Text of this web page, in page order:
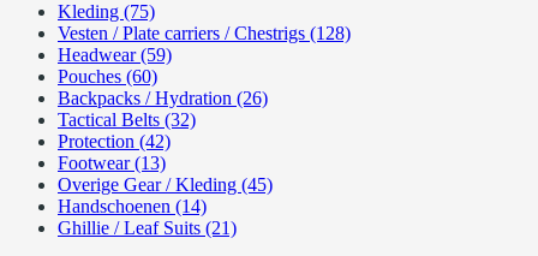
Kleding (75)
Vesten / Plate carriers / Chestrigs (128)
Headwear (59)
Pouches (60)
Backpacks / Hydration (26)
Tactical Belts (32)
Protection (42)
Footwear (13)
Overige Gear / Kleding (45)
Handschoenen (14)
Ghillie / Leaf Suits (21)